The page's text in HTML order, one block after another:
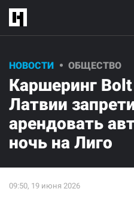
НОВОСТИ ОБЩЕСТВО
Каршеринг
Латвии
арендовать
ночь на Лиго